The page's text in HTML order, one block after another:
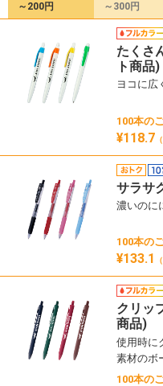
～200円 ～300円
たくさ
ト商品)
ヨコに広
100本の
¥118.7
サラサ
濃いのに
100本の
¥133.1
クリッ
商品)
使用時に
素材のボ
100本の